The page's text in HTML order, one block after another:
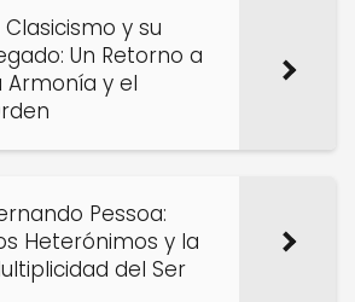
Clasicismo y su
Un Retorno a
Armonía y el
Pessoa:
Heterónimos y la
del Ser